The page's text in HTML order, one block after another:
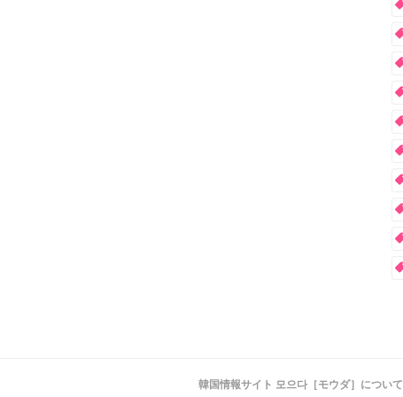
韓国情報サイト 모으다［モウダ］について